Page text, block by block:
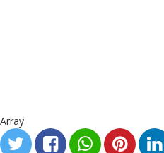
Array